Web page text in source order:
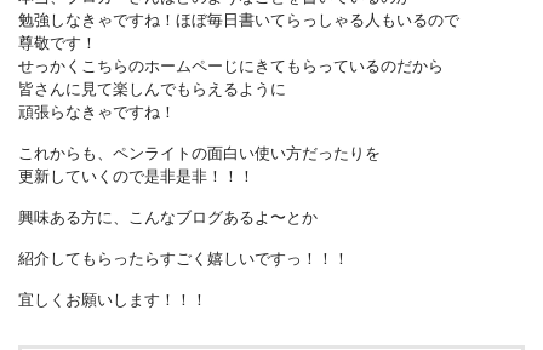
勉強しなきゃですね！ほぼ毎日書いてらっしゃる人もいるので
尊敬です！
せっかくこちらのホームペーじにきてもらっているのだから
皆さんに見て楽しんでもらえるように
頑張らなきゃですね！
これからも、ペンライトの面白い使い方だったりを
更新していくので是非是非！！！
興味ある方に、こんなブログあるよ〜とか
紹介してもらったらすごく嬉しいですっ！！！
宜しくお願いします！！！